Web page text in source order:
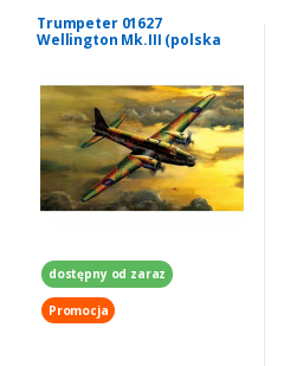
Trumpeter 01627
Wellington Mk.III (polska
dostępny od zaraz
Promocja